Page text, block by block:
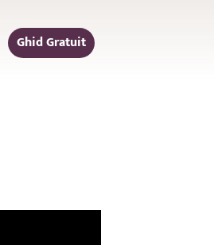
Ghid Gratuit